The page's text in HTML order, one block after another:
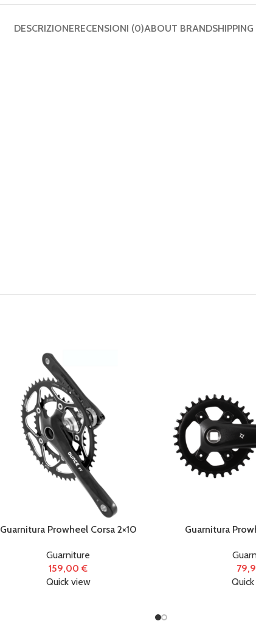
DESCRIZIONERECENSIONI (0)ABOUT BRAND
Guarnitura Prowheel Corsa 2×10
Guarniture
159,00€
Quick view
Guarnitura